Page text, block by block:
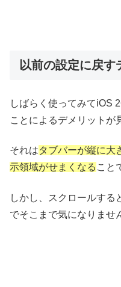
以前の設定に戻す
しばらく使ってみてiOS
ことによるデメリットが
それはタブバーが縦に大
示領域がせまくなる こと
しかし、スクロールする
でそこまで気になりませ